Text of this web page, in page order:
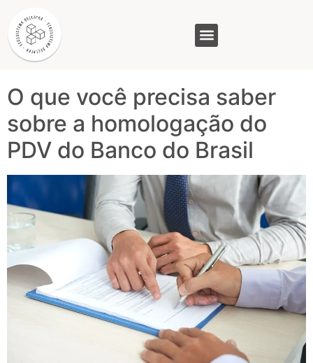
Tag:
homologação
PDV
O que você precisa saber
sobre a homologação do
PDV do Banco do Brasil